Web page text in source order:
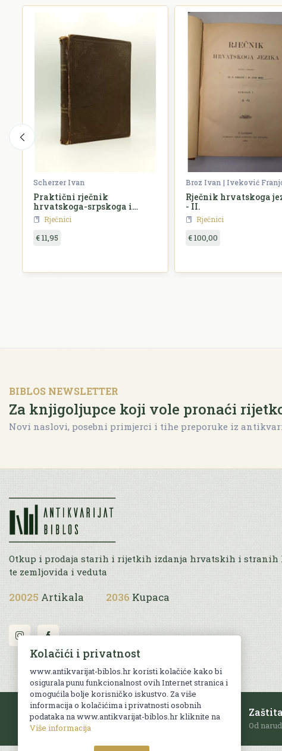
Scherzer Ivan
Praktični rječnik
hrvatskoga-srpskoga i
njemačkoga jezika
Rječnici
€ 11,95
Broz Ivan | Iveković
Rječnik hrvatskoga
- II.
Rječnici
€ 100,00
BIBLOS NEWSLETTER
Za knjigoljupce koji vole pronaći
Novi naslovi, posebni primjerci i tihe preporuke iz
Otkup i prodaja starih i rijetkih izdanja hrvatskih i stranih
te zemljovida i veduta
20025 Artikala 2036 Kupaca
Besplatna dostava
Za sve narudžbe u RH iznad 70 EUR. Od
Kolačići i privatnost
www.antikvarijat-biblos.hr koristi kolačiće kako bi
osigurala punu funkcionalnost ovih Internet stranica i
omogućila bolje korisničko iskustvo. Za više
informacija o kolačićima i privatnosti osobnih
podataka na www.antikvarijat-biblos.hr kliknite na
Više informacija